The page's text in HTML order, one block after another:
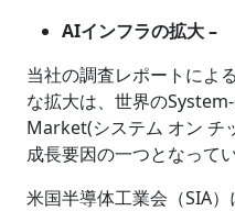
AIインフラの拡大 –
当社の調査レポートによ
な拡大は、世界の
Market(システム オン チ
成長要因の一つとなってい
米国半導体工業会（SIA